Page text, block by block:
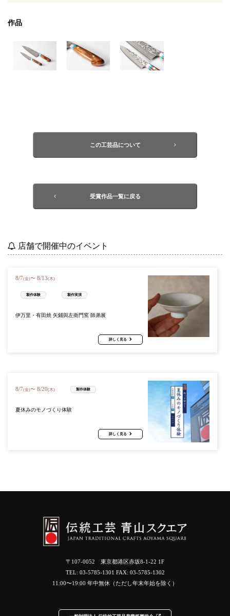
作品
この工芸品について
受賞作品一覧に戻る
店舗で開催中のイベント
8/7(金)〜 8/13(木)
製作体験 製作実演
伊万里・有田焼 矢鋪與左衛門窯 師弟展
詳しく見る
8/7(金)〜 8/20(木) 製作体験
夏休みのモノづくり体験
詳しく見る
〒107-0052 東京都港区赤坂8-1-22 1F
TEL: 03-5785-1301 FAX: 03-5785-1302
11:00〜19:00 年中無休（ただし年末年始を除く）